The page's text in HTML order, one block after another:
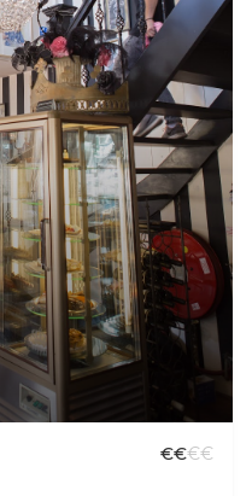
€€€€